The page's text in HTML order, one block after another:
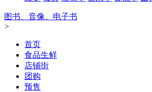
图书、音像、电子书
>
首页
食品生鲜
店铺街
团购
预售